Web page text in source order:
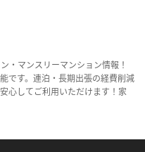
・マンスリーマンション情報！
です。連泊・長期出張の経費削減
心してご利用いただけます！家